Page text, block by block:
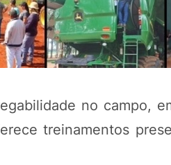
no campo,
treinamentos